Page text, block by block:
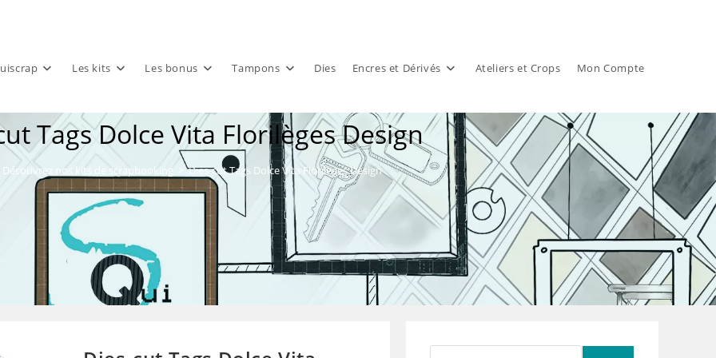
Les kits Les bonus Tampons Dies Encres et Dérivés Ateliers et Crops Mon Compte
Tags Dolce Vita Florilèges Design
Découvrez nos kits de scrapbooking Dies-cut Tags Dolce Vita Florilèges Design